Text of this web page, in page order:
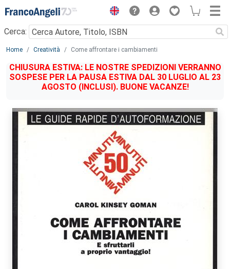
Menu
Cerca:
Main content
Home Creatività Come affrontare i cambiamenti
CHIUSURA ESTIVA: LE NOSTRE SPEDIZIONI VERRANNO
SOSPESE PER LA PAUSA ESTIVA DAL 30 LUGLIO AL 23
AGOSTO (INCLUSI). BUONE VACANZE!